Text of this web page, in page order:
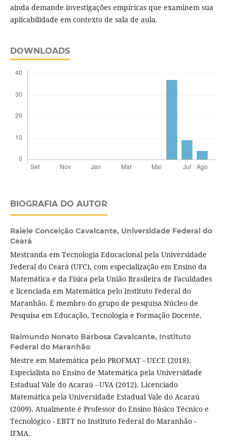
ainda demande investigações empíricas que examinem sua
aplicabilidade em contexto de sala de aula.
DOWNLOADS
BIOGRAFIA DO AUTOR
Raiele Conceição Cavalcante, Universidade Federal do
Ceará
Mestranda em Tecnologia Educacional pela Universidade
Federal do Ceará (UFC), com especialização em Ensino da
Matemática e da Física pela União Brasileira de Faculdades
e licenciada em Matemática pelo Instituto Federal do
Maranhão. É membro do grupo de pesquisa Núcleo de
Pesquisa em Educação, Tecnologia e Formação Docente.
Raimundo Nonato Barbosa Cavalcante, Instituto
Federal do Maranhão
Mestre em Matemática pelo PROFMAT - UECE (2018).
Especialista no Ensino de Matemática pela Universidade
Estadual Vale do Acaraú - UVA (2012). Licenciado
Matemática pela Universidade Estadual Vale do Acaraú
(2009). Atualmente é Professor do Ensino Básico Técnico e
Tecnológico - EBTT no Instituto Federal do Maranhão -
IFMA.